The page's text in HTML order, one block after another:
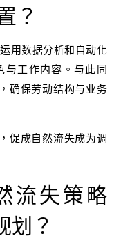
？
用数据分析和自动化
与工作内容。与此同
确保劳动结构与业务
促成自然流失成为调
流失策略
划？